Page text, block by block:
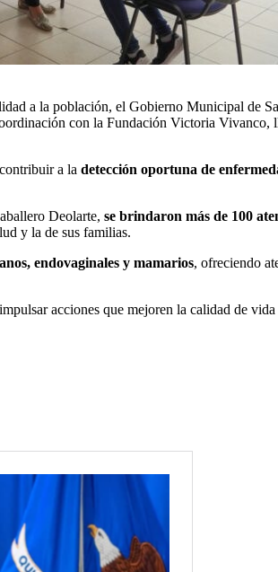
a la población, el Gobierno Municipal de
con la Fundación Victoria Vivanco,
a la detección oportuna de
Deolarte, se brindaron más de 100
y la de sus familias.
endovaginales y mamarios, ofreciendo
acciones que mejoren la calidad de